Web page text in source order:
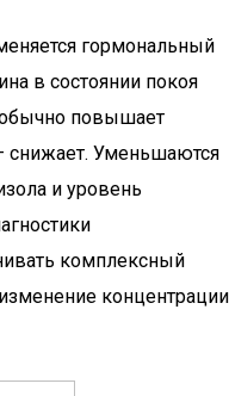
гормональный
в состоянии покоя
обычно повышает
снижает. Уменьшаются
и уровень
комплексный
концентрации